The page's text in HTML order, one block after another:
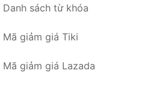
Danh sách từ khóa
Mã giảm giá Tiki
Mã giảm giá Lazada